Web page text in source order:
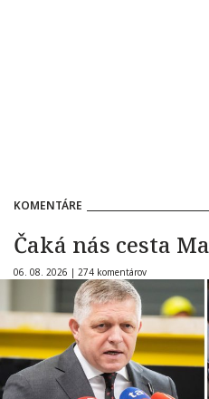
KOMENTÁRE
Čaká nás cesta
06. 08. 2026 | 274 komentárov